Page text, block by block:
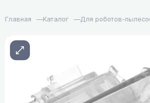
Главная —Каталог —Для роботов-